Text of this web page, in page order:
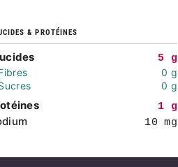
& PROTÉINES
5 g
0 g
0 g
1 g
10 mg